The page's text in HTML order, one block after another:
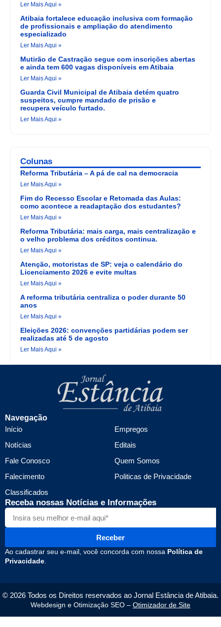
Ler Mais Aqui »
Atibaia fortalece educação inclusiva com formação
de profissionais e ampliação do atendimento
especializado
Ler Mais Aqui »
Mutirão de Castração segue com inscrições abertas
e ainda tem 600 vagas disponíveis em Atibaia
Ler Mais Aqui »
Guarda Civil Municipal de Atibaia detém quatro
suspeitos, cumpre mandado de prisão e
recupera veículo furtado.
Ler Mais Aqui »
Colunas
Reforma Tributária – A pá de cal na democracia
Ler Mais Aqui »
Fim do Recesso Escolar e Retomada das Aulas:
como acontece a readaptação dos estudantes?
Ler Mais Aqui »
Reforma Tributária: mais carga, mais centralização e
o velho problema dos créditos continua.
Ler Mais Aqui »
Atenção, motoristas de SP: veja o calendário do
Licenciamento 2026 e evite multas
Ler Mais Aqui »
A reforma tributária centraliza o poder durante 50
anos
Ler Mais Aqui »
Eleições 2026: convenções partidárias podem ser
realizadas até 5 de agosto
Ler Mais Aqui »
Navegação
Início
Notícias
Fale Conosco
Falecimento
Classificados
Empregos
Editais
Quem Somos
Politicas de Privacidade
Receba nossas Notícias e Informações
Receber
Ao cadastrar seu e-mail, você concorda com nossa Política de
Privacidade.
© 2026 Todos os Direitos reservados ao Jornal Estância de Atibaia.
Webdesign e Otimização SEO – Otimizador de Site